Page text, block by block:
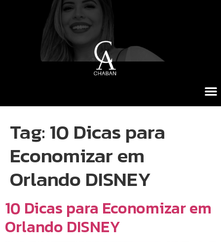
Tag: 10 Dicas para
Economizar em
Orlando DISNEY
10 Dicas para Economizar em
Orlando DISNEY